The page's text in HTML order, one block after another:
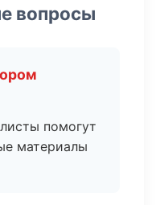
вопросы
помогут
материалы